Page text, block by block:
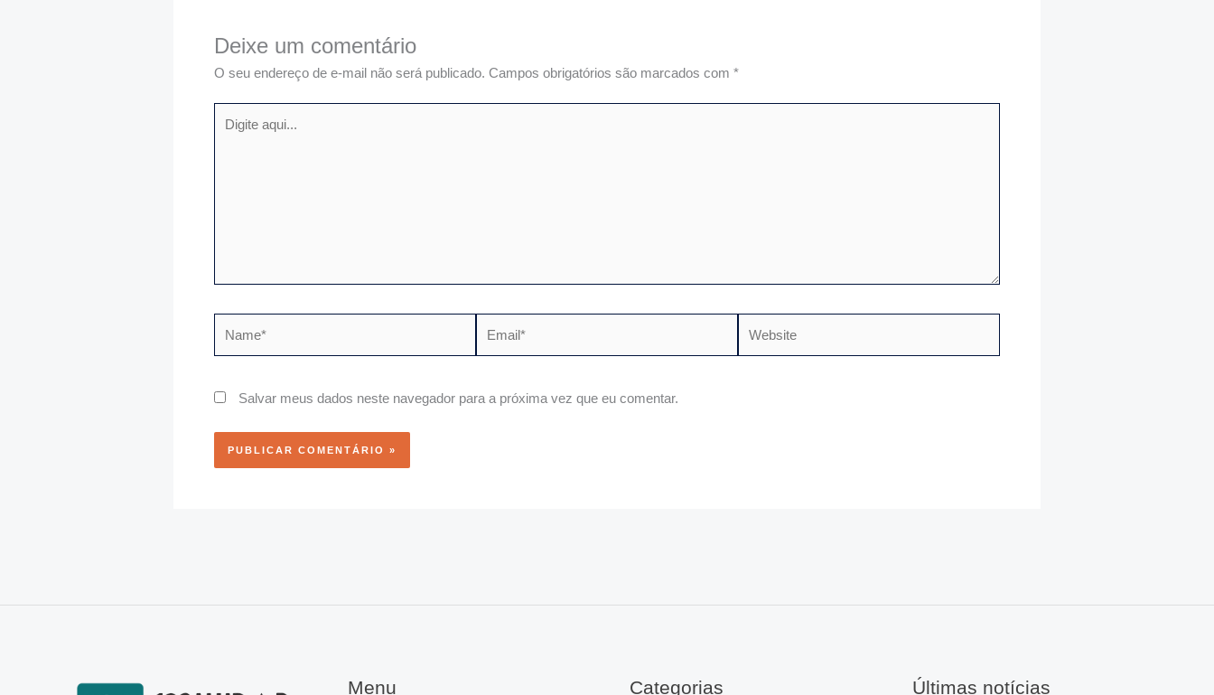
Deixe um comentário
O seu endereço de e-mail não será publicado. Campos obrigatórios são marcados com *
aqui...
Salvar meus dados neste navegador para a próxima vez que eu comentar.
Menu Categorias Últimas notícias